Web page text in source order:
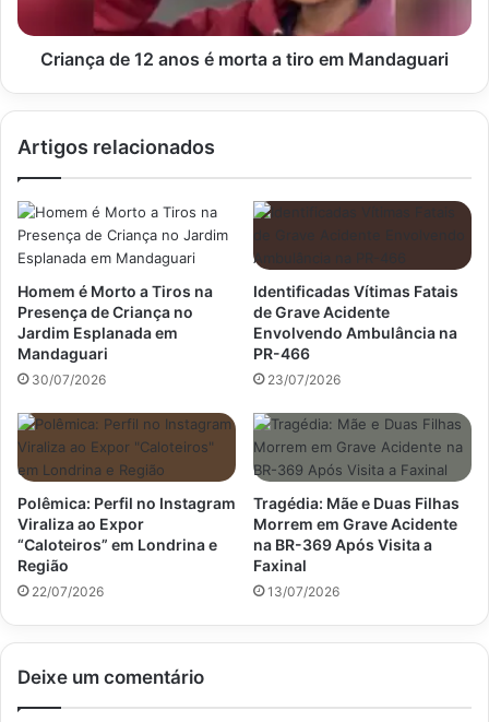
em
Mandaguari
Criança de 12 anos é morta a tiro em Mandaguari
Artigos relacionados
Homem é Morto a Tiros na
Presença de Criança no
Jardim Esplanada em
Mandaguari
30/07/2026
Identificadas Vítimas Fatais
de Grave Acidente
Envolvendo Ambulância na
PR-466
23/07/2026
Polêmica: Perfil no Instagram
Viraliza ao Expor
“Caloteiros” em Londrina e
Região
22/07/2026
Tragédia: Mãe e Duas Filhas
Morrem em Grave Acidente
na BR-369 Após Visita a
Faxinal
13/07/2026
Deixe um comentário